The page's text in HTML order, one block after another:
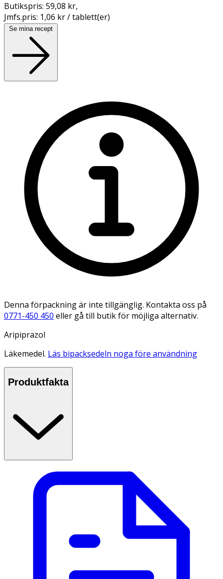
Butikspris: 59,08 kr,
Jmfs.pris: 1,06 kr / tablett(er)
Se mina recept
Denna förpackning är inte tillgänglig. Kontakta oss på
0771-450 450 eller gå till butik för möjliga alternativ.
Aripiprazol
Läkemedel. Läs bipacksedeln noga före användning
Produktfakta